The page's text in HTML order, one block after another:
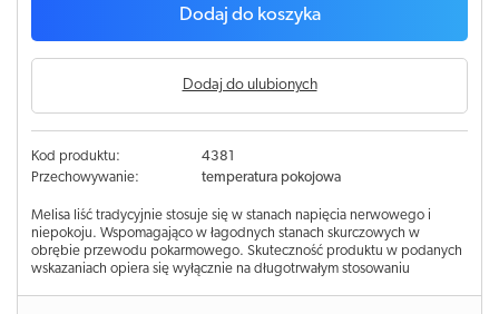
Dodaj do koszyka
Dodaj do ulubionych
Kod produktu:
4381
Przechowywanie:
temperatura pokojowa
Melisa liść tradycyjnie stosuje się w stanach napięcia nerwowego i
niepokoju. Wspomagająco w łagodnych stanach skurczowych w
obrębie przewodu pokarmowego. Skuteczność produktu w podanych
wskazaniach opiera się wyłącznie na długotrwałym stosowaniu